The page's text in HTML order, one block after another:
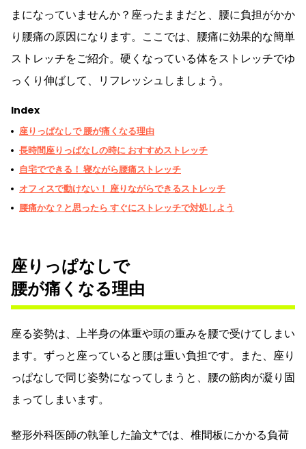
まになっていませんか？座ったままだと、腰に負担がかか
り腰痛の原因になります。ここでは、腰痛に効果的な簡単
ストレッチをご紹介。硬くなっている体をストレッチでゆ
っくり伸ばして、リフレッシュしましょう。
Index
座りっぱなしで 腰が痛くなる理由
長時間座りっぱなしの時に おすすめストレッチ
自宅でできる！ 寝ながら腰痛ストレッチ
オフィスで動けない！ 座りながらできるストレッチ
腰痛かな？と思ったら すぐにストレッチで対処しよう
座りっぱなしで
腰が痛くなる理由
座る姿勢は、上半身の体重や頭の重みを腰で受けてしまい
ます。ずっと座っていると腰は重い負担です。また、座り
っぱなしで同じ姿勢になってしまうと、腰の筋肉が凝り固
まってしまいます。
整形外科医師の執筆した論文*では、椎間板にかかる負荷